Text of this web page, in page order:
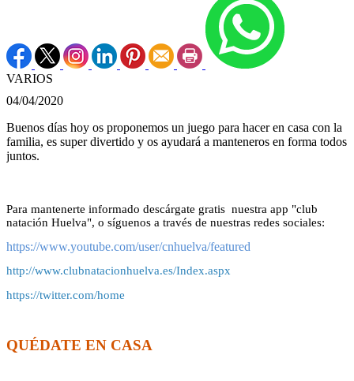
VARIOS
04/04/2020
Buenos días hoy os proponemos un juego para hacer en casa con la
familia, es super divertido y os ayudará a manteneros en forma todos
juntos.
Para mantenerte informado descárgate gratis nuestra app "club
natación Huelva", o síguenos a través de nuestras redes sociales:
https://www.youtube.com/user/cnhuelva/featured
http://www.clubnatacionhuelva.es/Index.aspx
https://twitter.com/home
QUÉDATE EN CASA